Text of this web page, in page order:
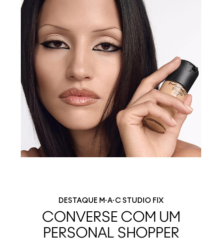
DESTAQUE M·A·C STUDIO FIX
CONVERSE COM UM
PERSONAL SHOPPER